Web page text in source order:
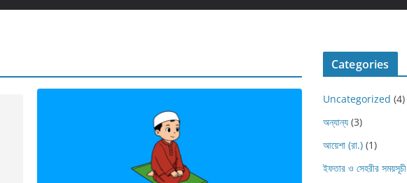
Categories
Uncategorized (4)
অন্যান্য (3)
আয়েশা (রা.) (1)
ইফতার ও সেহরীর সময়সূচী